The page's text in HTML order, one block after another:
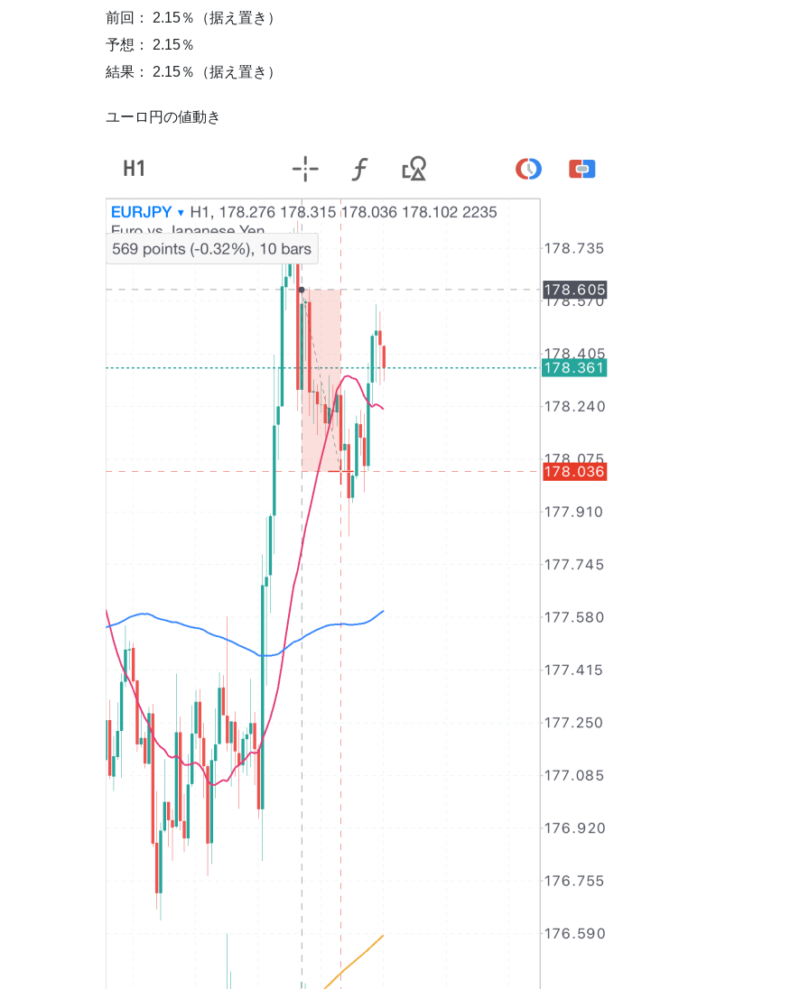
前回： 2.15％（据え置き）
予想： 2.15％
結果： 2.15％（据え置き）
ユーロ円の値動き